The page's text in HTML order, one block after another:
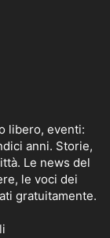
libero, eventi:
anni. Storie,
Le news del
le voci dei
gratuitamente.